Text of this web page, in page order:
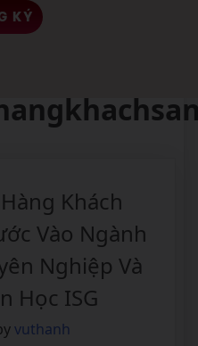
KÝ
Khách
Vào Ngành
Nghiệp Và
Học ISG
vuthanh